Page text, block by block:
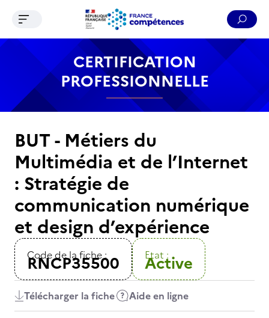
Contenu Recherche Menu Pied de page
Ouvrir le menu de navigation
CERTIFICATION
PROFESSIONNELLE
BUT - Métiers du
Multimédia et de l’Internet
: Stratégie de
communication numérique
et design d’expérience
Code de la fiche :
RNCP35500 Etat :
Active
Télécharger la fiche Aide en ligne